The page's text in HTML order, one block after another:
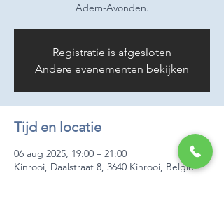
Adem-Avonden.
Registratie is afgesloten
Andere evenementen bekijken
Tijd en locatie
06 aug 2025, 19:00 – 21:00
Kinrooi, Daalstraat 8, 3640 Kinrooi, België